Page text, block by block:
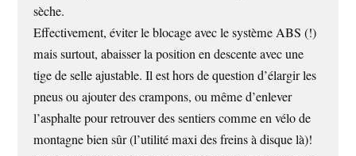
sèche.
Effectivement, éviter le blocage avec le système ABS (!)
mais surtout, abaisser la position en descente avec une
tige de selle ajustable. Il est hors de question d’élargir les
pneus ou ajouter des crampons, ou même d’enlever
l’asphalte pour retrouver des sentiers comme en vélo de
montagne bien sûr (l’utilité maxi des freins à disque là)!